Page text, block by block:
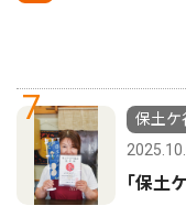
7
保土ケ
｢保土